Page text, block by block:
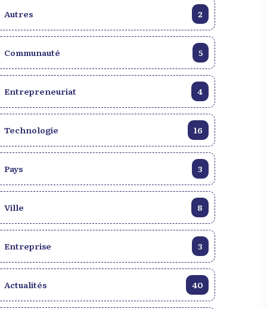
Découvrez Haïti à
travers une galerie
10 000+ photos
droits sur Haïti !
Autres 2
Communauté 5
Entrepreneuriat 4
Technologie 16
Pays 3
Ville 8
Entreprise 3
Actualités 40